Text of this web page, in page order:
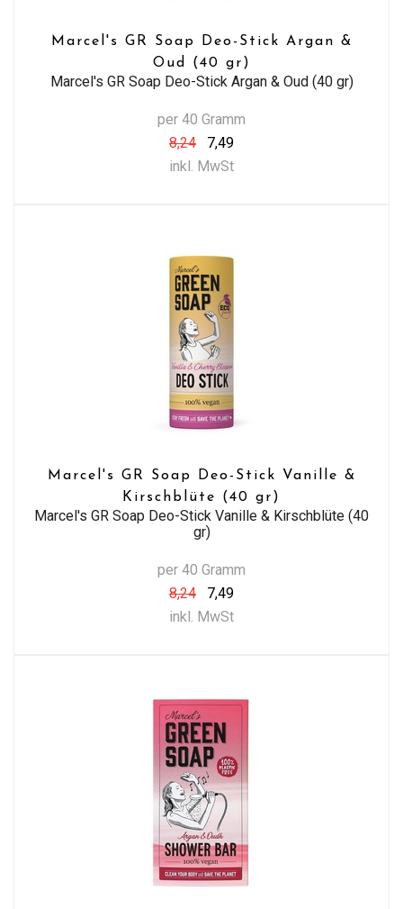
Marcel's GR Soap Deo-Stick Argan &
Oud (40 gr)
Marcel's GR Soap Deo-Stick Argan & Oud (40 gr)
per 40 Gramm
8,24
7,49
inkl. MwSt
Marcel's GR Soap Deo-Stick Vanille &
Kirschblüte (40 gr)
Marcel's GR Soap Deo-Stick Vanille & Kirschblüte (40
gr)
per 40 Gramm
8,24
7,49
inkl. MwSt